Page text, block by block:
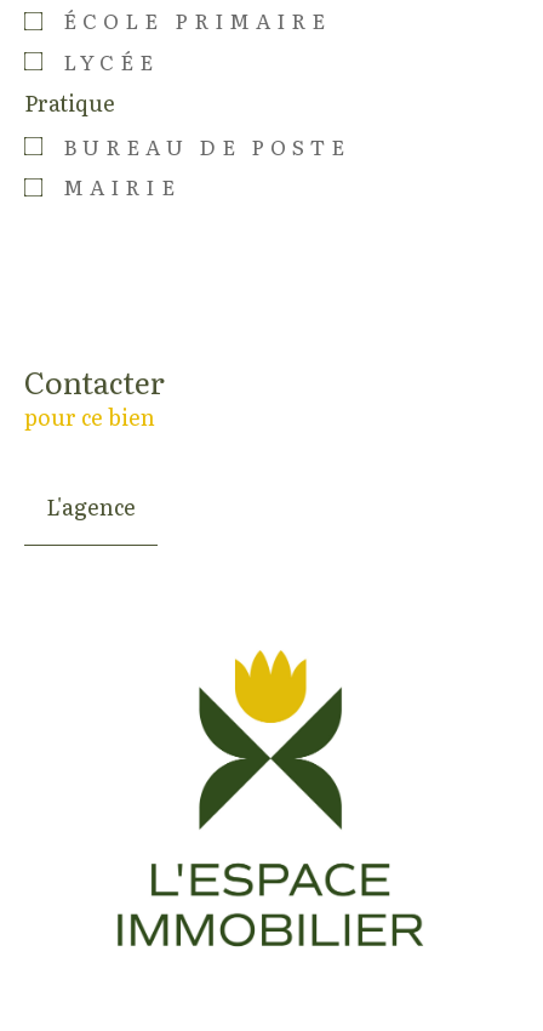
ÉCOLE PRIMAIRE
LYCÉE
Pratique
BUREAU DE POSTE
MAIRIE
Contacter
pour ce bien
L'agence